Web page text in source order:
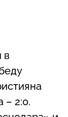
в
– 2:0.